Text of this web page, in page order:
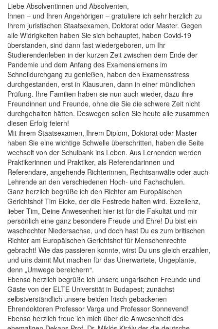
Liebe Absolventinnen und Absolventen,
Ihnen – und Ihren Angehörigen – gratuliere ich sehr herzlich zu
Ihrem juristischen Staatsexamen, Doktorat oder Master. Gegen
alle Widrigkeiten haben Sie sich behauptet, haben Covid-19
überstanden, sind dann fast wiedergeboren, um Ihr
Studierendenleben in der kurzen Zeit zwischen dem Ende der
Pandemie und dem Anfang des Examenslernens im
Schnelldurchgang zu genießen, haben den Examensstress
durchgestanden, erst in Klausuren, dann in einer mündlichen
Prüfung. Ihre Familien haben sie nun auch wieder, dazu ihre
Freundinnen und Freunde, ohne die Sie die schwere Zeit nicht
durchgehalten hätten. Deswegen sollen Sie heute alle zusammen
diesen Erfolg feiern!
Mit ihrem Staatsexamen, Ihrem Diplom, Doktorat oder Master
haben Sie eine wichtige Schwelle überschritten, haben die Seite
wechselt von der Schulbank ins Leben. Aus Lernenden werden
Praktikerinnen und Praktiker, als Referendarinnen und
Referendare, angehende Richterinnen, Rechtsanwälte oder auch
Lehrende an den verschiedenen Hoch- und Fachschulen.
Ganz herzlich begrüße ich den Richter am Europäischen
Gerichtshof Tim Eicke, der die Festrede halten wird. Exzellenz,
lieber Tim, Deine Anwesenheit hier ist für die Fakultät und mir
persönlich eine ganz besondere Freude und Ehre! Du bist ein
waschechter Niedersachse, und doch hast Du es zum britischen
Richter am Europäischen Gerichtshof für Menschenrechte
gebracht! Wie das passieren konnte, wirst Du uns gleich erzählen,
und uns damit Mut machen für das Unerwartete, Ungeplante,
denn „Umwege bereichern“.
Ebenso herzlich begrüße ich unsere ungarischen Freunde und
Gäste von der ELTE Universität in Budapest; zunächst
selbstverständlich unsere beiden frisch gebackenen
Ehrendoktoren Professor Varga und Professor Sonnevend!
Ebenso herzlich freue ich mich über die Anwesenheit des